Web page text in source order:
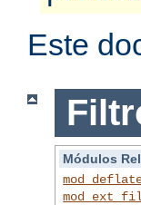
Este
Módulos